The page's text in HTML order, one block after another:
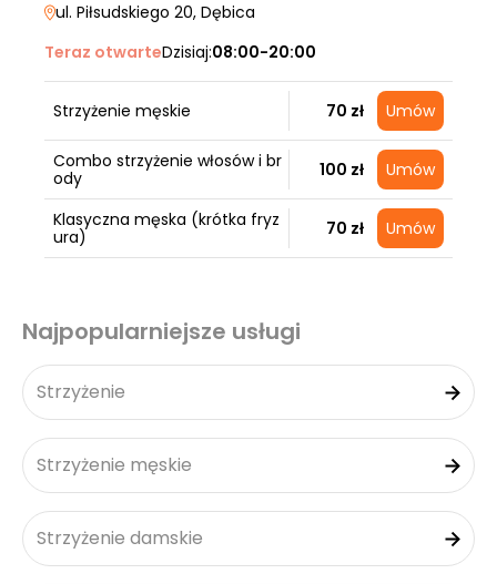
ul. Piłsudskiego 20, Dębica
Teraz otwarteDzisiaj:08:00-20:00
Strzyżenie męskie 70 zł Umów
Combo strzyżenie włosów i br
ody
100 zł Umów
Klasyczna męska (krótka fryz
ura)
70 zł Umów
Najpopularniejsze usługi
Strzyżenie
Strzyżenie męskie
Strzyżenie damskie